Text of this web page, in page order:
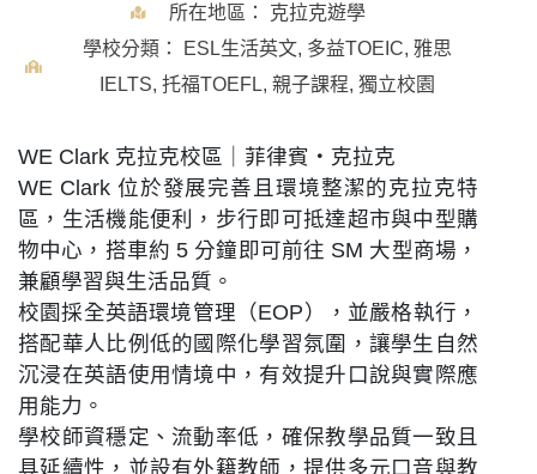
所在地區：
克拉克遊學
學校分類：
ESL生活英文, 多益TOEIC, 雅思
IELTS, 托福TOEFL, 親子課程, 獨立校園
WE Clark 克拉克校區｜菲律賓・克拉克
WE Clark 位於發展完善且環境整潔的克拉克特
區，生活機能便利，步行即可抵達超市與中型購
物中心，搭車約 5 分鐘即可前往 SM 大型商場，
兼顧學習與生活品質。
校園採全英語環境管理（EOP），並嚴格執行，
搭配華人比例低的國際化學習氛圍，讓學生自然
沉浸在英語使用情境中，有效提升口說與實際應
用能力。
學校師資穩定、流動率低，確保教學品質一致且
具延續性，並設有外籍教師，提供多元口音與教